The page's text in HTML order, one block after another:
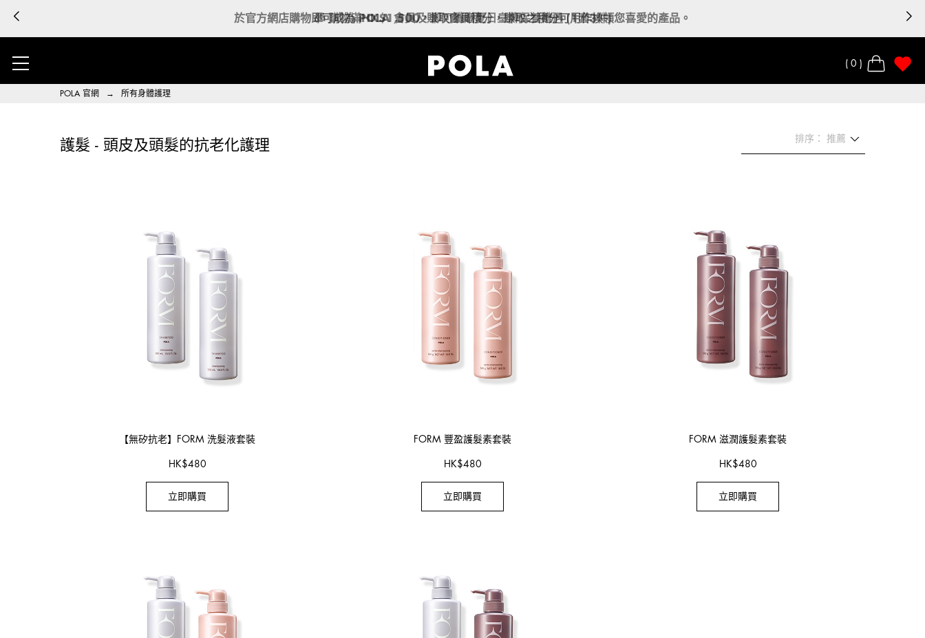
0
🎁 購物滿HK$1,500，即可獲贈夏日皇牌保養禮遇 (1套3件)
POLA 官網 → 所有身體護理
護髮 - 頭皮及頭髮的抗老化護理 排序： 推薦
【無矽抗老】 FORM 洗髮液套裝
HK$480
立即購買
FORM 豐盈護髮素套裝
HK$480
立即購買
FORM 滋潤護髮素套裝
HK$480
立即購買